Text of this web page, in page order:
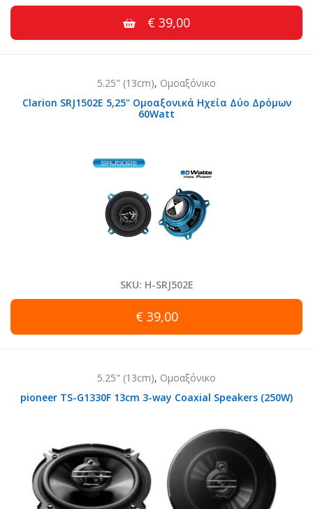
€ 39,00
5.25" (13cm), Ομοαξόνικο
Clarion SRJ1502E 5,25" Ομοαξονικά Ηχεία Δύο Δρόμων
60Watt
SKU: H-SRJ502E
€ 39,00
5.25" (13cm), Ομοαξόνικο
pioneer TS-G1330F 13cm 3-way Coaxial Speakers (250W)